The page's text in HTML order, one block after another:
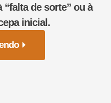
“falta de sorte” ou à
inicial.